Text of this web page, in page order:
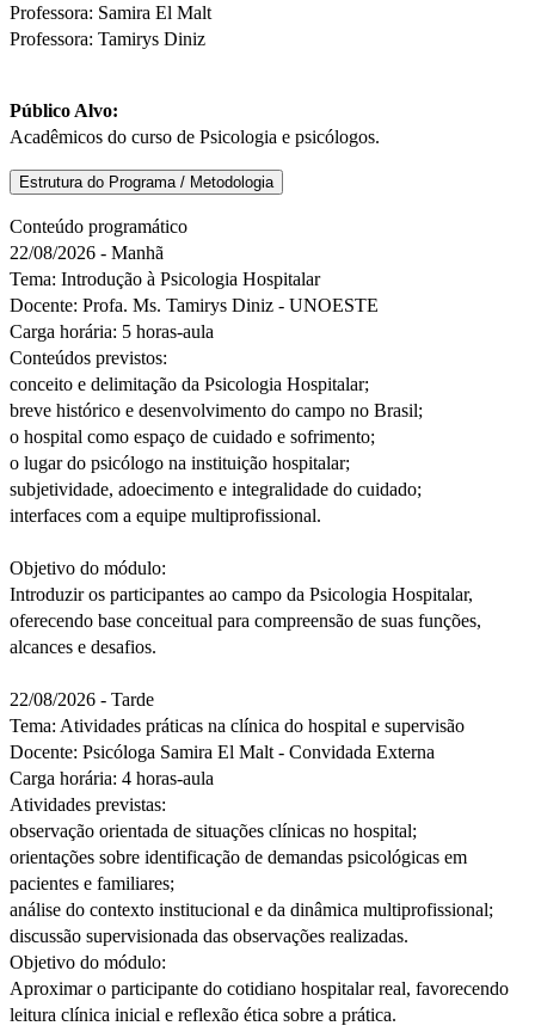
Professora: Samira El Malt
Professora: Tamirys Diniz
Público Alvo:
Acadêmicos do curso de Psicologia e psicólogos.
Estrutura do Programa / Metodologia
Conteúdo programático
22/08/2026 - Manhã
Tema: Introdução à Psicologia Hospitalar
Docente: Profa. Ms. Tamirys Diniz - UNOESTE
Carga horária: 5 horas-aula
Conteúdos previstos:
conceito e delimitação da Psicologia Hospitalar;
breve histórico e desenvolvimento do campo no Brasil;
o hospital como espaço de cuidado e sofrimento;
o lugar do psicólogo na instituição hospitalar;
subjetividade, adoecimento e integralidade do cuidado;
interfaces com a equipe multiprofissional.
Objetivo do módulo:
Introduzir os participantes ao campo da Psicologia Hospitalar,
oferecendo base conceitual para compreensão de suas funções,
alcances e desafios.
22/08/2026 - Tarde
Tema: Atividades práticas na clínica do hospital e supervisão
Docente: Psicóloga Samira El Malt - Convidada Externa
Carga horária: 4 horas-aula
Atividades previstas:
observação orientada de situações clínicas no hospital;
orientações sobre identificação de demandas psicológicas em
pacientes e familiares;
análise do contexto institucional e da dinâmica multiprofissional;
discussão supervisionada das observações realizadas.
Objetivo do módulo:
Aproximar o participante do cotidiano hospitalar real, favorecendo
leitura clínica inicial e reflexão ética sobre a prática.